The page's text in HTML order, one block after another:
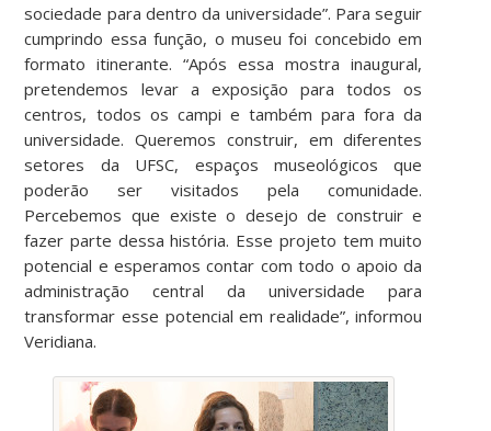
sociedade para dentro da universidade”. Para seguir
cumprindo essa função, o museu foi concebido em
formato itinerante. “Após essa mostra inaugural,
pretendemos levar a exposição para todos os
centros, todos os campi e também para fora da
universidade. Queremos construir, em diferentes
setores da UFSC, espaços museológicos que
poderão ser visitados pela comunidade.
Percebemos que existe o desejo de construir e
fazer parte dessa história. Esse projeto tem muito
potencial e esperamos contar com todo o apoio da
administração central da universidade para
transformar esse potencial em realidade”, informou
Veridiana.